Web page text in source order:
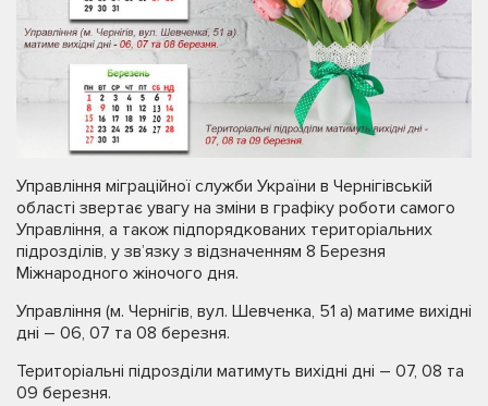
Управління міграційної служби України в Чернігівській
області звертає увагу на зміни в графіку роботи самого
Управління, а також підпорядкованих територіальних
підрозділів, у зв’язку з відзначенням 8 Березня
Міжнародного жіночого дня.
Управління (м. Чернігів, вул. Шевченка, 51 а) матиме вихідні
дні – 06, 07 та 08 березня.
Територіальні підрозділи матимуть вихідні дні – 07, 08 та
09 березня.